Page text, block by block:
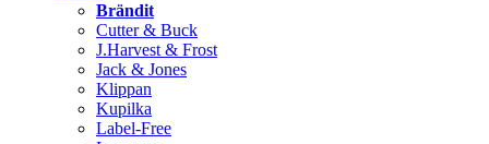
Brändit
Cutter & Buck
J.Harvest & Frost
Jack & Jones
Klippan
Kupilka
Label-Free